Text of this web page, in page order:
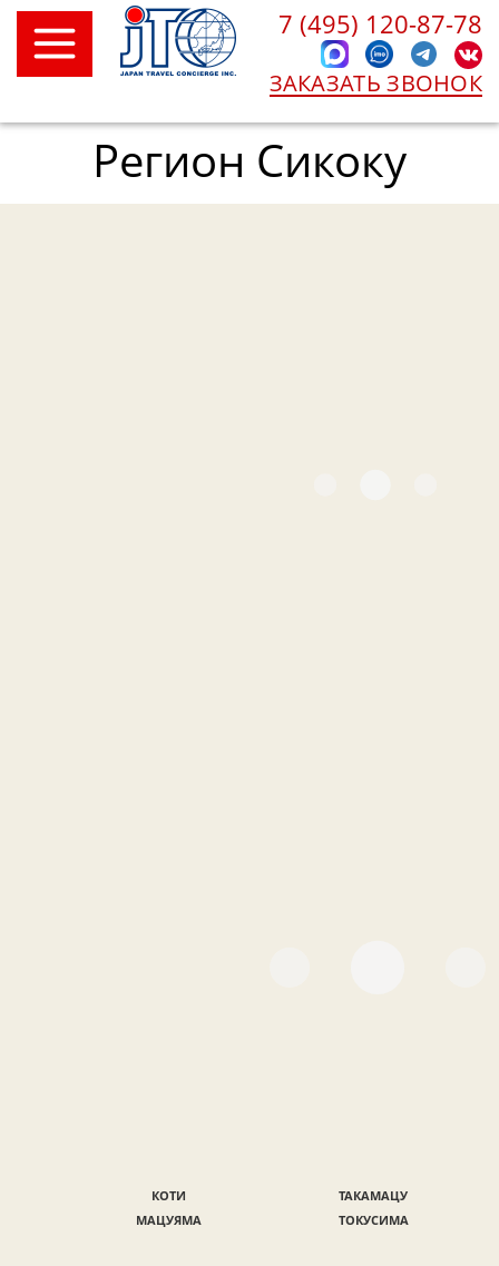
7 (495) 120-87-78
ЗАКАЗАТЬ ЗВОНОК
Регион Сикоку
КОТИ
МАЦУЯМА
ТАКАМАЦУ
ТОКУСИМА